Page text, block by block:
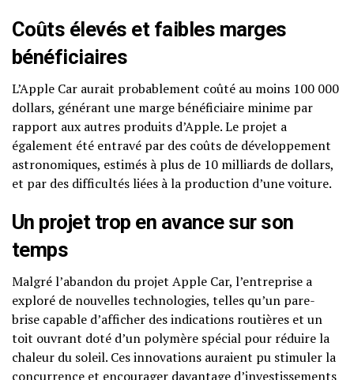
Coûts élevés et faibles marges
bénéficiaires
L’Apple Car aurait probablement coûté au moins 100 000
dollars, générant une marge bénéficiaire minime par
rapport aux autres produits d’Apple. Le projet a
également été entravé par des coûts de développement
astronomiques, estimés à plus de 10 milliards de dollars,
et par des difficultés liées à la production d’une voiture.
Un projet trop en avance sur son
temps
Malgré l’abandon du projet Apple Car, l’entreprise a
exploré de nouvelles technologies, telles qu’un pare-
brise capable d’afficher des indications routières et un
toit ouvrant doté d’un polymère spécial pour réduire la
chaleur du soleil. Ces innovations auraient pu stimuler la
concurrence et encourager davantage d’investissements